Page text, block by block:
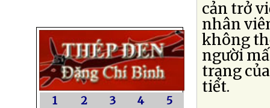
1 2 3 4
5
cản trở
nhân
không
người
trạng
tiết.